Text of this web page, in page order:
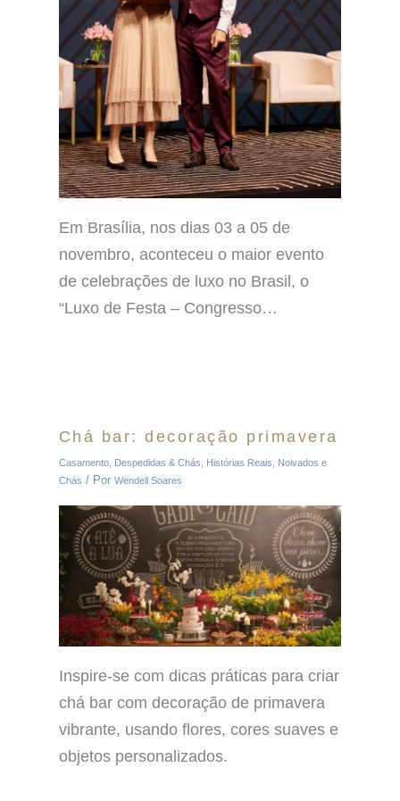
Em Brasília, nos dias 03 a 05 de
novembro, aconteceu o maior evento
de celebrações de luxo no Brasil, o
“Luxo de Festa – Congresso…
Chá bar: decoração primavera
Casamento, Despedidas & Chás Histórias Reais
Noivados e
Chás / Por Wendell Soares
Inspire-se com dicas práticas para criar
chá bar com decoração de primavera
vibrante, usando flores, cores suaves e
objetos personalizados.